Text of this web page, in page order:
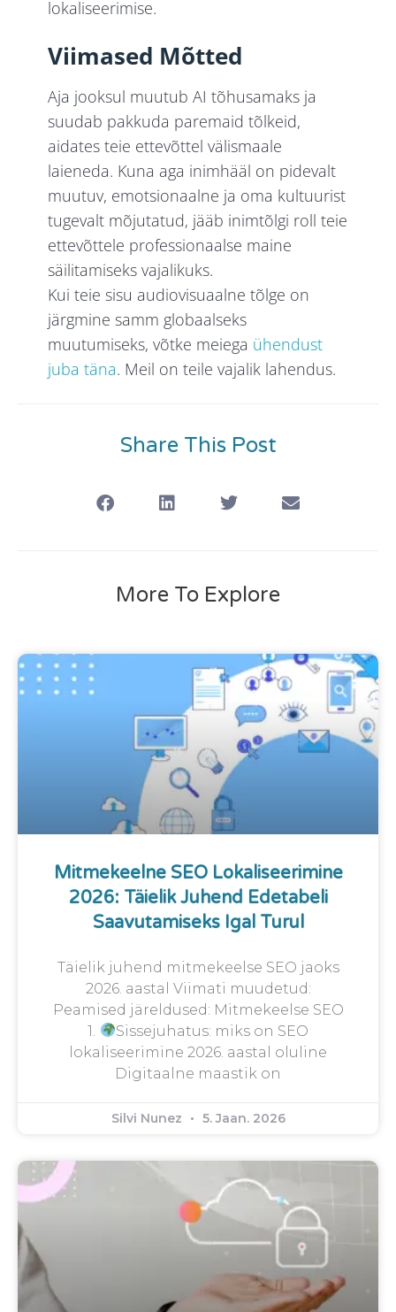
lokaliseerimise.
Viimased Mõtted
Aja jooksul muutub AI tõhusamaks ja
suudab pakkuda paremaid tõlkeid,
aidates teie ettevõttel välismaale
laieneda. Kuna aga inimhääl on pidevalt
muutuv, emotsionaalne ja oma kultuurist
tugevalt mõjutatud, jääb inimtõlgi roll teie
ettevõttele professionaalse maine
säilitamiseks vajalikuks.
Kui teie sisu audiovisuaalne tõlge on
järgmine samm globaalseks
muutumiseks, võtke meiega ühendust
juba täna. Meil on teile vajalik lahendus.
Share This Post
More To Explore
Mitmekeelne SEO Lokaliseerimine
2026: Täielik Juhend Edetabeli
Saavutamiseks Igal Turul
Täielik juhend mitmekeelse SEO jaoks
2026. aastal Viimati muudetud:
Peamised järeldused: Mitmekeelse SEO
1.
Sissejuhatus: miks on SEO
lokaliseerimine 2026. aastal oluline
Digitaalne maastik on
Silvi Nunez 5. Jaan. 2026